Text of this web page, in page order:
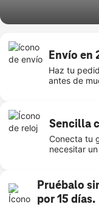
Envío en
Haz tu
antes de
Sencilla
Conecta tu
necesitar
Pruébalo
por 15 días.